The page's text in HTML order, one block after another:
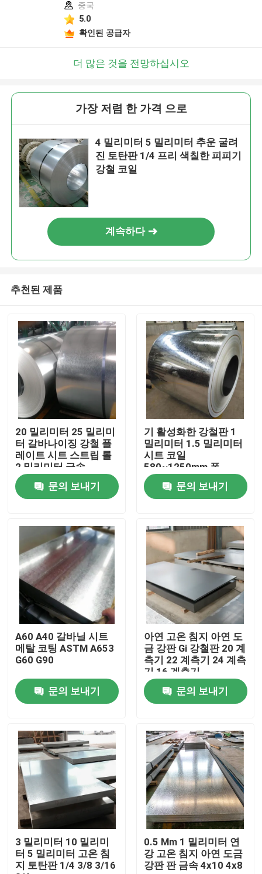
회사 소개
접촉
제품 소개
스테인레스 강 라운드 튜브
스테인리스강 코일
SS 스퀘어 튜브
이음새가 없는 스테인리스강관
스테인레스강 스트립
중국
5.0
확인된 공급자
더 많은 것을 전망하십시오
가장 저렴 한 가격 으로
4 밀리미터 5 밀리미터 추운 굴려
진 토탄판 1/4 프리 색칠한 피피기
강철 코일
계속하다
추천된 제품
20 밀리미터 25 밀리미
터 갈바나이징 강철 플
레이트 시트 스트립 롤
2 밀리미터 금속
문의 보내기
기 활성화한 강철판 1
밀리미터 1.5 밀리미터
시트 코일
580~1250mm 폭
문의 보내기
A60 A40 갈바닐 시트
메탈 코팅 ASTM A653
G60 G90
문의 보내기
아연 고온 침지 아연 도
금 강판 Gi 강철판 20 계
측기 22 계측기 24 계측
기 16 계측기
문의 보내기
3 밀리미터 10 밀리미
터 5 밀리미터 고온 침
지 토탄판 1/4 3/8 3/16
0.5 Mm 1 밀리미터 연
강 고온 침지 아연 도금
강판 판 금속 4x10 4x8